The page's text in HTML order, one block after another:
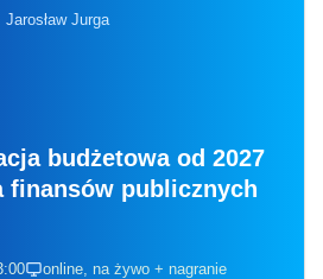
Jarosław Jurga
budżetowa od 2027
finansów publicznych
online, na żywo + nagranie